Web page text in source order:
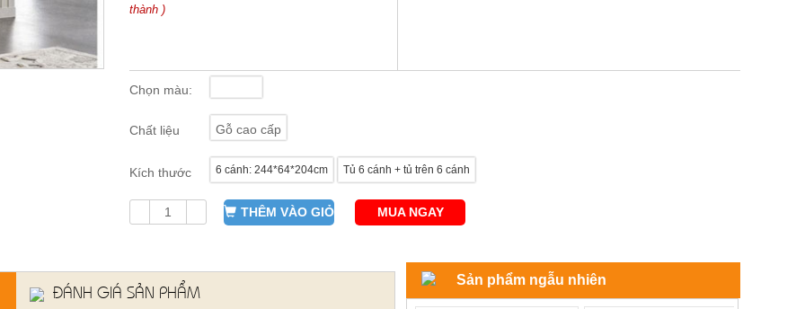
thành )
Chọn màu:
Chất liệu Gỗ cao cấp
Kích thước 6 cánh: 244*64*204cm Tủ 6 cánh + tủ trên 6 cánh
THÊM VÀO GIỎ MUA NGAY
ĐÁNH GIÁ SẢN PHẨM
Sản phẩm ngẫu nhiên